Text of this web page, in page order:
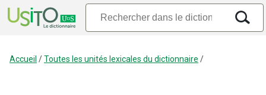
Accueil /Toutes les unités lexicales du dictionnaire /